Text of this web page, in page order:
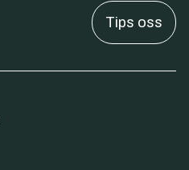
Tips oss